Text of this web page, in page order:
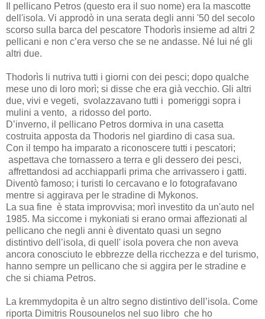
Il pellicano Petros (questo era il suo nome) era la mascotte
dell'isola. Vi approdò in una serata degli anni '50 del secolo
scorso sulla barca del pescatore Thodorìs insieme ad altri 2
pellicani e non c’era verso che se ne andasse. Né lui né gli
altri due.
Thodorìs li nutriva tutti i giorni con dei pesci; dopo qualche
mese uno di loro morì; si disse che era già vecchio. Gli altri
due, vivi e vegeti, svolazzavano tutti i pomeriggi sopra i
mulini a vento, a ridosso del porto.
D’inverno, il pellicano Petros dormiva in una casetta
costruita apposta da Thodoris nel giardino di casa sua.
Con il tempo ha imparato a riconoscere tutti i pescatori;
aspettava che tornassero a terra e gli dessero dei pesci,
affrettandosi ad acchiapparli prima che arrivassero i gatti.
Diventò famoso; i turisti lo cercavano e lo fotografavano
mentre si aggirava per le stradine di Mykonos.
La sua fine è stata improvvisa; morì investito da un'auto nel
1985. Ma siccome i mykoniati si erano ormai affezionati al
pellicano che negli anni è diventato quasi un segno
distintivo dell’isola, di quell' isola povera che non aveva
ancora conosciuto le ebbrezze della ricchezza e del turismo,
hanno sempre un pellicano che si aggira per le stradine e
che si chiama Petros.
La kremmydopita è un altro segno distintivo dell’isola. Come
riporta Dimitris Rousounelos nel suo libro che ho